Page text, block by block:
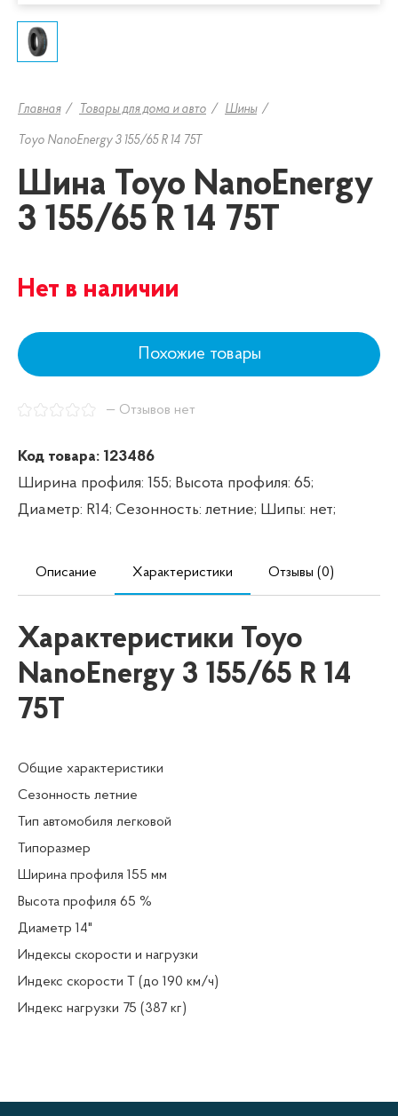
Главная Товары для дома и авто Шины
Toyo NanoEnergy 3 155/65 R 14 75T
Шина Toyo NanoEnergy
3 155/65 R 14 75T
Нет в наличии
Похожие товары
— Отзывов нет
Код товара: 123486
Ширина профиля: 155; Высота профиля: 65;
Диаметр: R14; Сезонность: летние; Шипы: нет;
Описание Характеристики Отзывы (0)
Характеристики Toyo
NanoEnergy 3 155/65 R 14
75T
Общие характеристики
Сезонность летние
Тип автомобиля легковой
Типоразмер
Ширина профиля 155 мм
Высота профиля 65 %
Диаметр 14"
Индексы скорости и нагрузки
Индекс скорости T (до 190 км/ч)
Индекс нагрузки 75 (387 кг)